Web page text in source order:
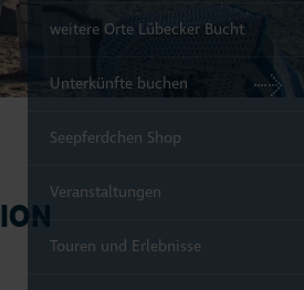
weitere Orte Lübecker Bucht
Unterkünfte buchen
Seepferdchen Shop
Veranstaltungen
Touren und Erlebnisse